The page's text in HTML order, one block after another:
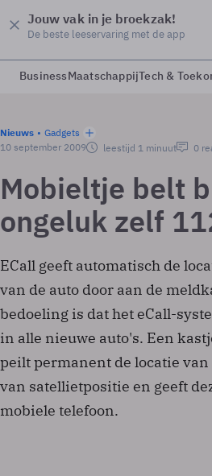
Jouw vak in je broekzak!
De beste leeservaring met de app
BusinessMaatschappijTech &
Nieuws
Gadgets
10 september 2009
leestijd 1 minuut 0
Mobieltje belt
ongeluk zelf
ECall geeft automatisch de
van de auto door aan de
bedoeling is dat het eCall-
in alle nieuwe auto's. Een
peilt permanent de locatie van
van satellietpositie en geeft
mobiele telefoon.